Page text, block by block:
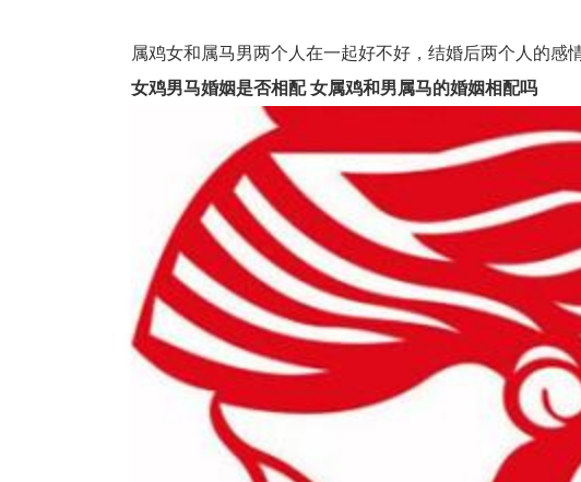
属鸡女和属马男两个人在一起好不好，结婚后两个人的感情
女鸡男马婚姻是否相配 女属鸡和男属马的婚姻相配吗